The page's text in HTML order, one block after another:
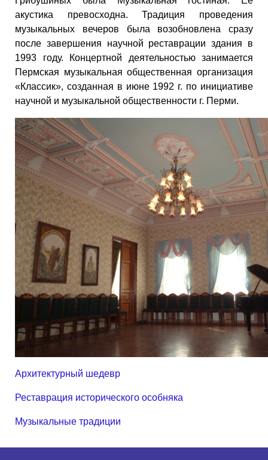
акустика превосходна. Традиция проведения
музыкальных вечеров была возобновлена сразу
после завершения научной реставрации здания в
1993 году. Концертной деятельностью занимается
Пермская музыкальная общественная организация
«Классик», созданная в июне 1992 г. по инициативе
научной и музыкальной общественности г. Перми.
Архитектурный шедевр
Реставрация исторического особняка
Музыкальные традиции